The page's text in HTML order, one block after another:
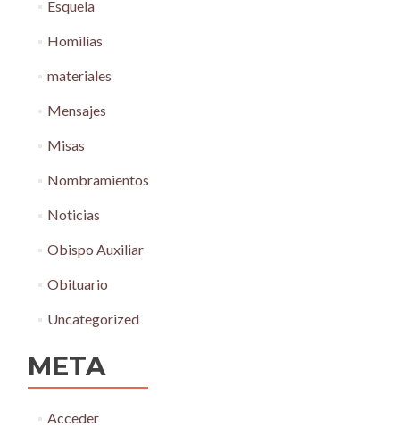
Esquela
Homilías
materiales
Mensajes
Misas
Nombramientos
Noticias
Obispo Auxiliar
Obituario
Uncategorized
META
Acceder